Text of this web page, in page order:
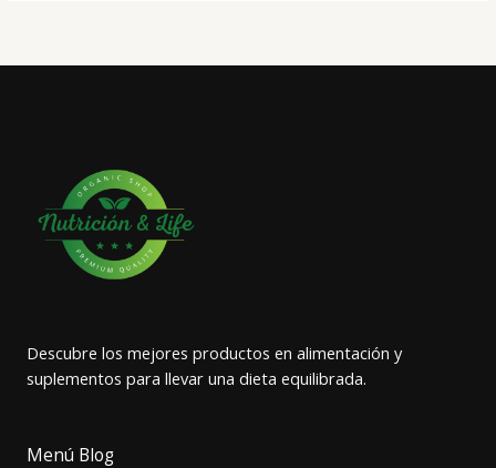
Descubre los mejores productos en alimentación y
suplementos para llevar una dieta equilibrada.
Menú Blog